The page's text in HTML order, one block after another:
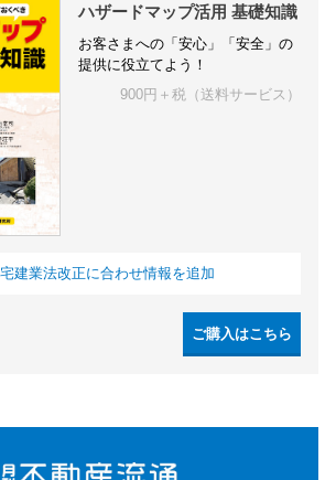
ハザードマップ活用 基礎知識
お客さまへの「安心」「安全」の
提供に役立てよう！
900円＋税（送料サービス）
建業法改正に合わせ情報を追加
ご購入はこちら